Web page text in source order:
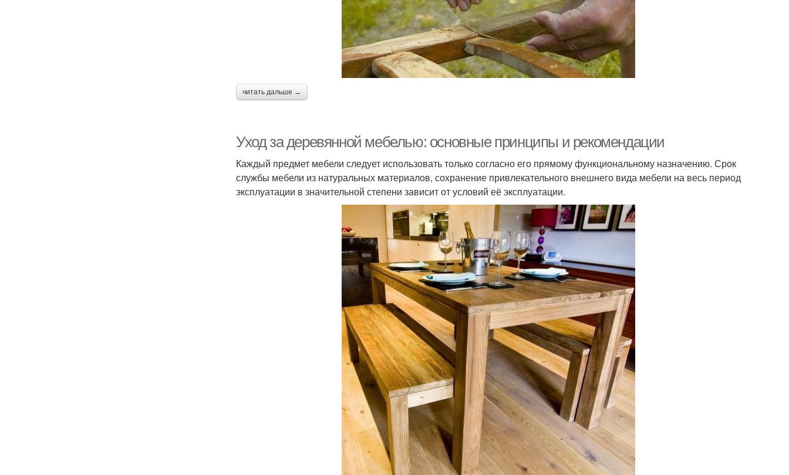
читать дальше →
Уход за деревянной мебелью: основные принципы и рекомендации
Каждый предмет мебели следует использовать только согласно его прямому функциональному назначению. Срок
службы мебели из натуральных материалов, сохранение привлекательного внешнего вида мебели на весь период
эксплуатации в значительной степени зависит от условий её эксплуатации.